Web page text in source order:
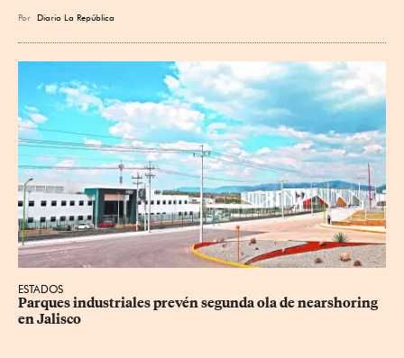
Por Diario La República
ESTADOS
Parques industriales prevén segunda ola de nearshoring
en Jalisco